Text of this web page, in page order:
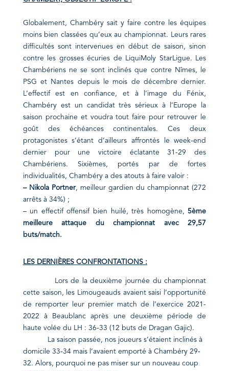
Globalement, Chambéry sait y faire contre les équipes
moins bien classées qu’eux au championnat. Leurs rares
difficultés sont intervenues en début de saison, sinon
contre les grosses écuries de LiquiMoly StarLigue. Les
Chambériens ne se sont inclinés que contre Nîmes, le
PSG et Nantes depuis le mois de décembre dernier.
L’effectif est en confiance, et à l’image du Fénix,
Chambéry est un candidat très sérieux à l’Europe la
saison prochaine et voudra tout faire pour retrouver le
goût des échéances continentales. Ces deux
protagonistes s’étant d’ailleurs affrontés le week-end
dernier pour une victoire éclatante 31-29 des
Chambériens. Sixièmes, portés par de fortes
individualités, Chambéry a des atouts à faire valoir :
– Nikola Portner, meilleur gardien du championnat (272
arrêts à 34%) ;
– un effectif offensif bien huilé, très homogène,5ème
meilleure attaque du championnat avec 29,57
buts/match.
LES DERNIÈRES CONFRONTATIONS :
Lors de la deuxième journée du championnat
cette saison, les Limougeauds avaient saisi l’opportunité
de remporter leur premier match de l’exercice 2021-
2022 à Beaublanc après une deuxième période de
haute volée du LH : 36-33 (12 buts de Dragan Gajic).
La saison passée, nos joueurs s’étaient inclinés à
domicile 33-34 mais l’avaient emporté à Chambéry 29-
32. Alors, pourquoi ne pas miser sur un nouveau coup